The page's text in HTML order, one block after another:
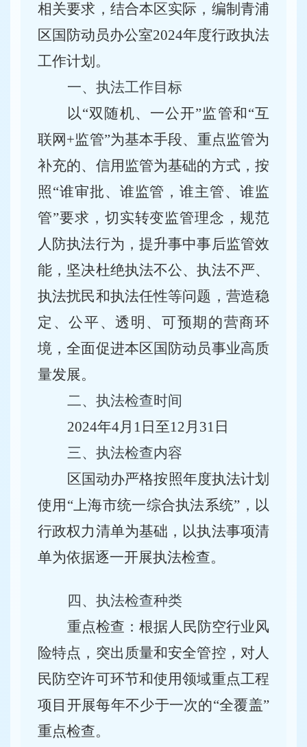
相关要求 ， 结合本区实际，编制青浦
区国防动员办公室2024年度行政执法
工作计划 。
一、执法工作目标
以“双随机、一公开”监管和“互
联网+监管”为基本手段、重点监管为
补充的、信用监管为基础的方式， 按
照“谁审批、谁监管，谁主管、谁监
管”要求，切实转变监管理念，规范
人防执法行为，提升事中事后监管效
能，坚决杜绝执法不公、执法不严、
执法扰民和执法任性等问题，营造稳
定、公平、透明、可预期的营商环
境，全面促进本区国防动员事业高质
量发展。
二、 执法检查时间
2024年4月1日至12月31日
三、执法检查内容
区国动办严格按照年度执法计划
使用 “上海市统一综合执法系统”，以
行政权力清单为基础，以执法事项清
单为依据逐一开展执法检查。
四、执法检查种类
重点检查：根据人民防空行业风
险特点，突出质量和安全管控，对人
民防空许可环节和使用领域重点工程
项目开展每年不少于一次的“全覆盖”
重点检查。